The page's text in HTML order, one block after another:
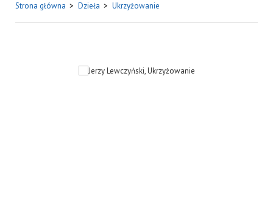
Strona główna > Dzieła > Ukrzyżowanie